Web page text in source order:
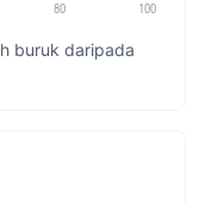
80 100
buruk daripada